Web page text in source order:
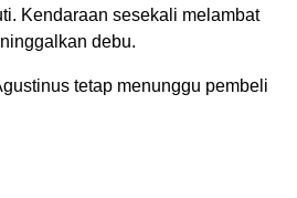
Kendaraan sesekali melambat
debu.
tetap menunggu pembeli